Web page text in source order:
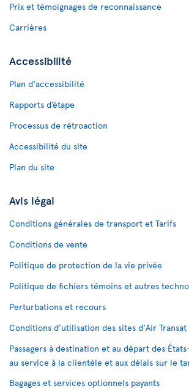
Prix et témoignages de reconnaissance
Carrières
Accessibilité
Plan d'accessibilité
Rapports d’étape
Processus de rétroaction
Accessibilité du site
Plan du site
Avis légal
Conditions générales de transport et Tarifs
Conditions de vente
Politique de protection de la vie privée
Politique de fichiers témoins et autres
Perturbations et recours
Conditions d’utilisation des sites d'Air Transat
Passagers à destination et au départ des
au service à la clientèle et aux délais sur le
Bagages et services optionnels payants